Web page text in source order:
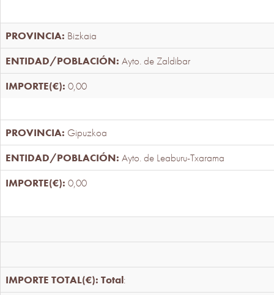
Bizkaia
Ayto. de Zaldibar
0,00
Gipuzkoa
Ayto. de Leaburu-Txarama
0,00
Total: